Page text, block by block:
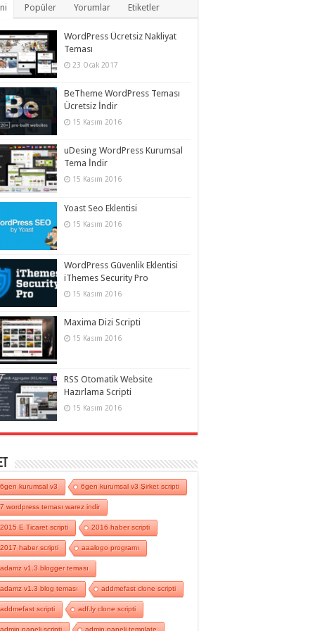
Popüler Yorumlar Etiketler
WordPress Ücretsiz Nakliyat
Teması
23 Ocak 2017
BeTheme WordPress Teması
Ücretsiz İndir
15 Kasım 2016
uDesing WordPress Kurumsal
Tema İndir
15 Kasım 2016
Yoast Seo Eklentisi
15 Kasım 2016
WordPress Güvenlik Eklentisi
iThemes Security Pro
15 Kasım 2016
Maxima Dizi Scripti
15 Kasım 2016
RSS Otomatik Website
Hazırlama Scripti
15 Kasım 2016
6gen kurumsal v3 6gen kurumsal v3 Şirket scripti
7 wordpress teması warez indir
2015 E Ticaret scripti 2016 haber scripti
2017 haber scripti aaalogo programı
adamz v1.3 blogger teması
adamz v1.3 blog teması addmefast clone scripti
addmefast scripti adf.ly clone scripti
admin paneli scripti admin paneli template